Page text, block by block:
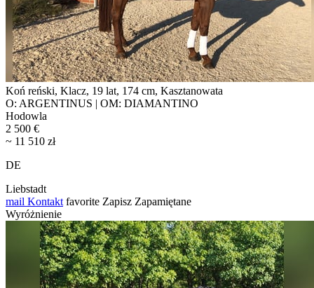
Koń reński, Klacz, 19 lat, 174 cm, Kasztanowata
O: ARGENTINUS | OM: DIAMANTINO
Hodowla
2 500 €
~ 11 510 zł
DE
Liebstadt
mail Kontakt favorite Zapisz Zapamiętane
Wyróżnienie